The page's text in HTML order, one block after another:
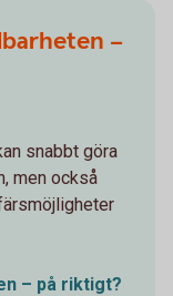
–
snabbt göra
men också
– på riktigt?